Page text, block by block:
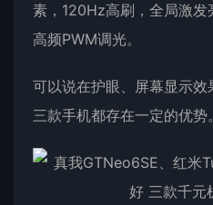
素，120Hz高刷，全局激
高频PWM调光。
可以说在护眼、屏幕显示效
三款手机都存在一定的优势。